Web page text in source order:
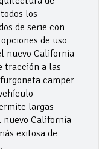
los
de serie con
de uso
nuevo California
tracción a las
camper
largas
nuevo California
exitosa de